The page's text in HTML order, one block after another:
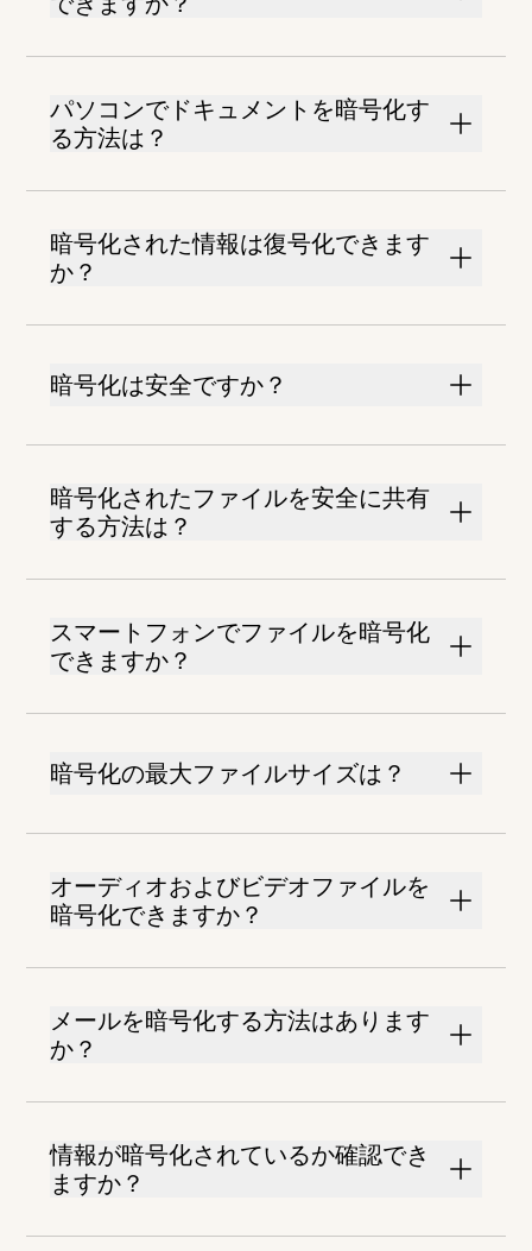
パソコンでドキュメントを暗号化す
る方法は？
暗号化された情報は復号化できます
か？
暗号化は安全ですか？
暗号化されたファイルを安全に共有
する方法は？
スマートフォンでファイルを暗号化
できますか？
暗号化の最大ファイルサイズは？
オーディオおよびビデオファイルを
暗号化できますか？
メールを暗号化する方法はあります
か？
情報が暗号化されているか確認でき
ますか？